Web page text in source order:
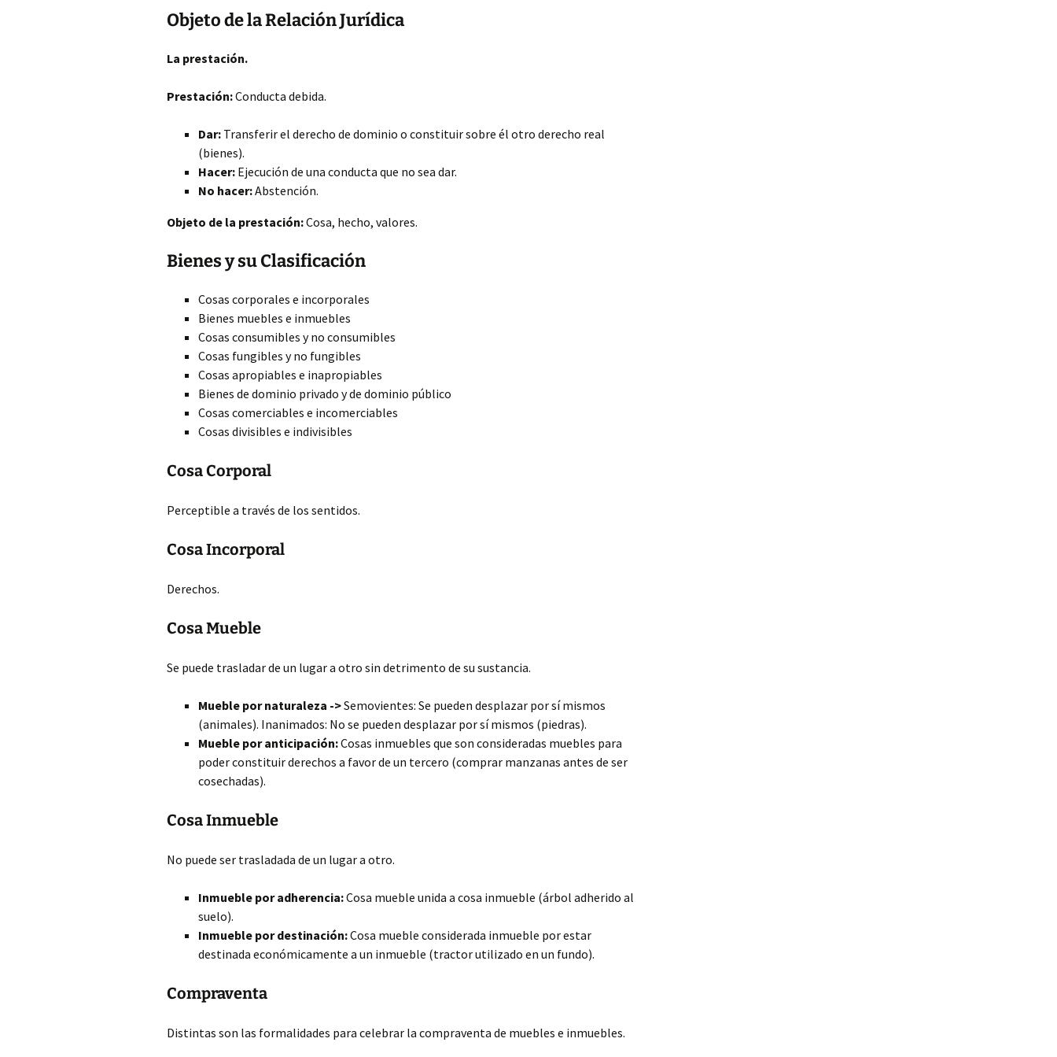
Objeto de la Relación Jurídica
La prestación.
Prestación:Conducta debida.
Dar: Transferir el derecho de dominio o constituir sobre él otro derecho real
(bienes).
Hacer: Ejecución de una conducta que no sea dar.
No hacer:Abstención.
Objeto de la prestación:Cosa, hecho, valores.
Bienes y su Clasificación
Cosas corporales e incorporales
Bienes muebles e inmuebles
Cosas consumibles y no consumibles
Cosas fungibles y no fungibles
Cosas apropiables e inapropiables
Bienes de dominio privado y de dominio público
Cosas comerciables e incomerciables
Cosas divisibles e indivisibles
Cosa Corporal
Perceptible a través de los sentidos.
Cosa Incorporal
Derechos.
Cosa Mueble
Se puede trasladar de un lugar a otro sin detrimento de su sustancia.
Mueble por naturaleza ->Semovientes: Se pueden desplazar por sí mismos
(animales). Inanimados: No se pueden desplazar por sí mismos (piedras).
Mueble por anticipación:Cosas inmuebles que son consideradas muebles para
poder constituir derechos a favor de un tercero (comprar manzanas antes de ser
cosechadas).
Cosa Inmueble
No puede ser trasladada de un lugar a otro.
Inmueble por adherencia:Cosa mueble unida a cosa inmueble (árbol adherido al
suelo).
Inmueble por destinación:Cosa mueble considerada inmueble por estar
destinada económicamente a un inmueble (tractor utilizado en un fundo).
Compraventa
Distintas son las formalidades para celebrar la compraventa de muebles e inmuebles.